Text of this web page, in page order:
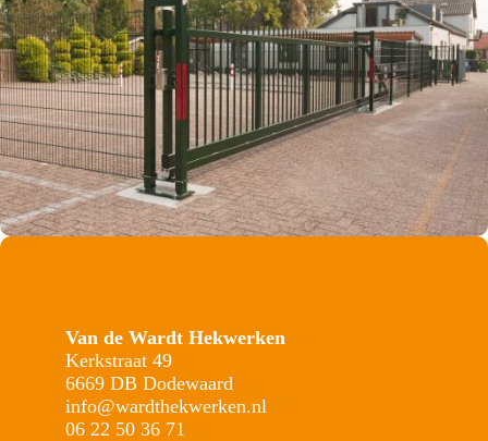
Van de Wardt Hekwerken
Kerkstraat 49
6669 DB Dodewaard
info@wardthekwerken.nl
06 22 50 36 71